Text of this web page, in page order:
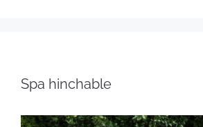
Spa hinchable